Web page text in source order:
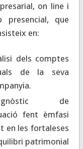
on line i
que
en:
dels comptes
de la seva
de
fent èmfasi
en les fortaleses
patrimonial